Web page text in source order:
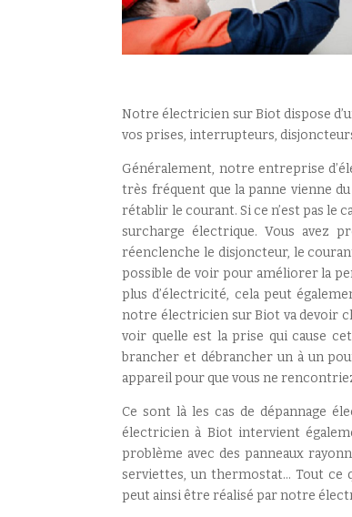
Notre électricien sur Biot dispose
vos prises, interrupteurs,
Généralement, notre entreprise
très fréquent que la panne vienne
rétablir le courant. Si ce n’est pas le
surcharge électrique. Vous avez
réenclenche le disjoncteur, le
possible de voir pour améliorer la
plus d’électricité, cela peut
notre électricien sur Biot va devoir
voir quelle est la prise qui cause
brancher et débrancher un à un
appareil pour que vous ne
Ce sont là les cas de dépannage
électricien à Biot intervient
problème avec des panneaux
serviettes, un thermostat… Tout ce
peut ainsi être réalisé par notre